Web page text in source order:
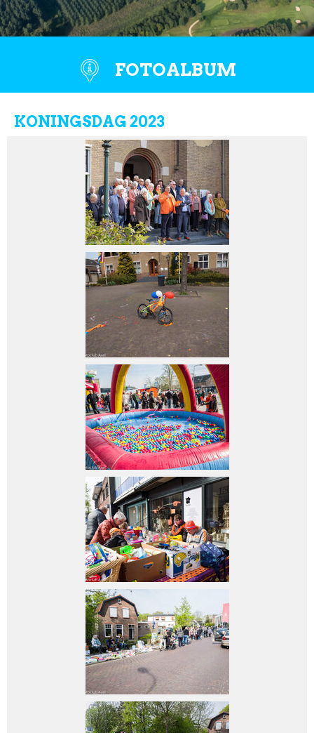
FOTOALBUM
KONINGSDAG 2023